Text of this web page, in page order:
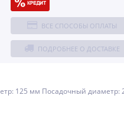
125 мм Посадочный диаметр:
ВСЕ СПОСОБЫ ОПЛАТЫ
ПОДРОБНЕЕ О ДОСТАВКЕ